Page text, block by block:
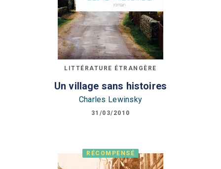
LITTÉRATURE ÉTRANGÈRE
Un village sans histoires
Charles Lewinsky
31/03/2010
RÉCOMPENSÉ